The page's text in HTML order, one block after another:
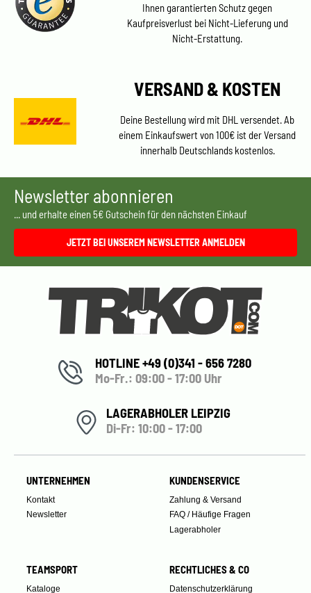
Ihnen garantierten Schutz gegen
Kaufpreisverlust bei Nicht-Lieferung und
Nicht-Erstattung.
VERSAND & KOSTEN
Deine Bestellung wird mit DHL versendet. Ab
einem Einkaufswert von 100€ ist der Versand
innerhalb Deutschlands kostenlos.
Newsletter abonnieren
... und erhalte einen 5€ Gutschein für den nächsten Einkauf
JETZT BEI UNSEREM NEWSLETTER ANMELDEN
HOTLINE +49 (0)341 - 656 7280
Mo-Fr.: 09:00 - 17:00 Uhr
LAGERABHOLER LEIPZIG
Di-Fr: 10:00 - 17:00
UNTERNEHMEN
Kontakt
Newsletter
KUNDENSERVICE
Zahlung & Versand
FAQ / Häufige Fragen
Lagerabholer
TEAMSPORT
Kataloge
RECHTLICHES & CO
Datenschutzerklärung